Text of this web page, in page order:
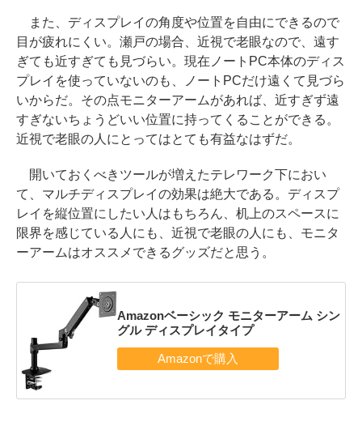
また、ディスプレイの角度や位置を自由にできるので
目が疲れにくい。瀬戸の場合、近視で老眼なので、遠す
ぎても近すぎても見づらい。現在ノートPC本体のディス
プレイを使っていないのも、ノートPCだけ遠くて見づら
いからだ。その点モニターアームがあれば、近すぎず遠
すぎないちょうどいい位置に持ってくることができる。
近視で老眼の人にとってはとても有益なはずだ。
開いておくべきツールが増えたテレワーク下におい
て、マルチディスプレイの効果は絶大である。ディスプ
レイを縦位置にしたい人はもちろん、机上のスペースに
限界を感じている人にも、近視で老眼の人にも、モニタ
ーアームはオススメできるグッズだと思う。
Amazonベーシック モニターアーム シン
グル ディスプレイタイプ